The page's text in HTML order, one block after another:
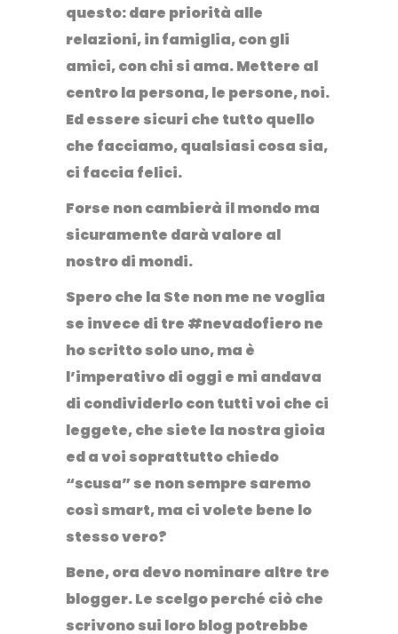
questo: dare priorità alle
relazioni, in famiglia, con gli
amici, con chi si ama.Mettere al
centro la persona, le persone, noi.
Ed essere sicuri che tutto quello
che facciamo, qualsiasi cosa sia,
ci faccia felici.
Forse non cambierà il mondo ma
sicuramente darà valore al
nostro di mondi.
Spero che la Ste non me ne voglia
se invece di tre #nevadofiero ne
ho scritto solo uno, ma è
l’imperativo di oggi e mi andava
di condividerlo con tutti voi che ci
leggete, che siete la nostra gioia
ed a voi soprattutto chiedo
“scusa” se non sempre saremo
così smart, ma ci volete bene lo
stesso vero?
Bene, ora devo nominare altre tre
blogger. Le scelgo perché ciò che
scrivono sui loro blog potrebbe